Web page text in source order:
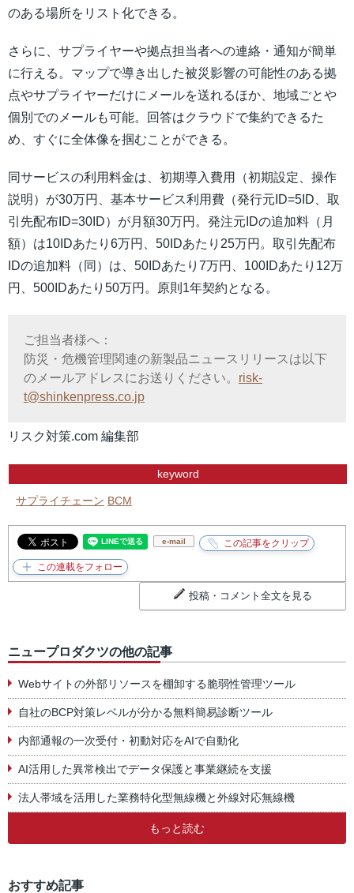
のある場所をリスト化できる。
さらに、サプライヤーや拠点担当者への連絡・通知が簡単
に行える。マップで導き出した被災影響の可能性のある拠
点やサプライヤーだけにメールを送れるほか、地域ごとや
個別でのメールも可能。回答はクラウドで集約できるた
め、すぐに全体像を掴むことができる。
同サービスの利用料金は、初期導入費用（初期設定、操作
説明）が30万円、基本サービス利用費（発行元ID=5ID、取
引先配布ID=30ID）が月額30万円。発注元IDの追加料（月
額）は10IDあたり6万円、50IDあたり25万円。取引先配布
IDの追加料（同）は、50IDあたり7万円、100IDあたり12万
円、500IDあたり50万円。原則1年契約となる。
ご担当者様へ：
防災・危機管理関連の新製品ニュースリリースは以下
のメールアドレスにお送りください。 risk-
t@shinkenpress.co.jp
リスク対策.com 編集部
keyword
サプライチェーン BCM
e-mail
投稿・コメント全文を見る
ニュープロダクツの他の記事
Webサイトの外部リソースを棚卸する脆弱性管理ツール
自社のBCP対策レベルが分かる無料簡易診断ツール
内部通報の一次受付・初動対応をAIで自動化
AI活用した異常検出でデータ保護と事業継続を支援
法人帯域を活用した業務特化型無線機と外線対応無線機
もっと読む
おすすめ記事